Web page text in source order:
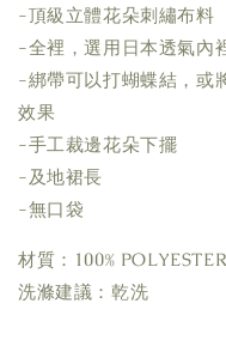
-頂級立體花朵刺繡布料
-全裡，選用日本透氣內
-綁帶可以打蝴蝶結，或
效果
-手工裁邊花朵下擺
-及地裙長
-無口袋
材質：100% POLYESTER
洗滌建議：乾洗